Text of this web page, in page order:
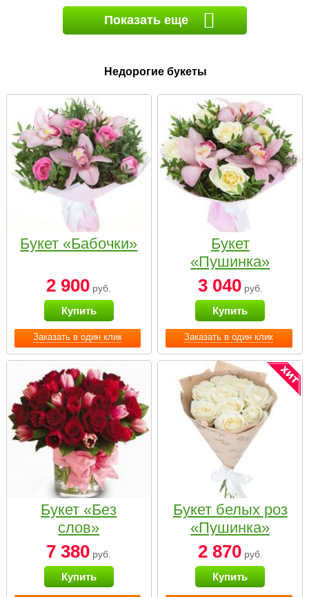
Показать еще
Недорогие букеты
Заказать в один клик
Букет «Бабочки»
2 900 руб.
Купить
Заказать в один клик
Букет
«Пушинка»
3 040руб.
Купить
Букет «Без
слов»
7 380 руб.
Купить
Букет белых роз
«Пушинка»
2 870руб.
Купить